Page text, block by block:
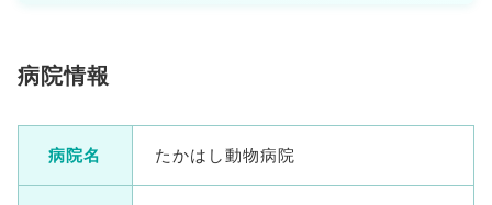
病院情報
病院名 たかはし動物病院